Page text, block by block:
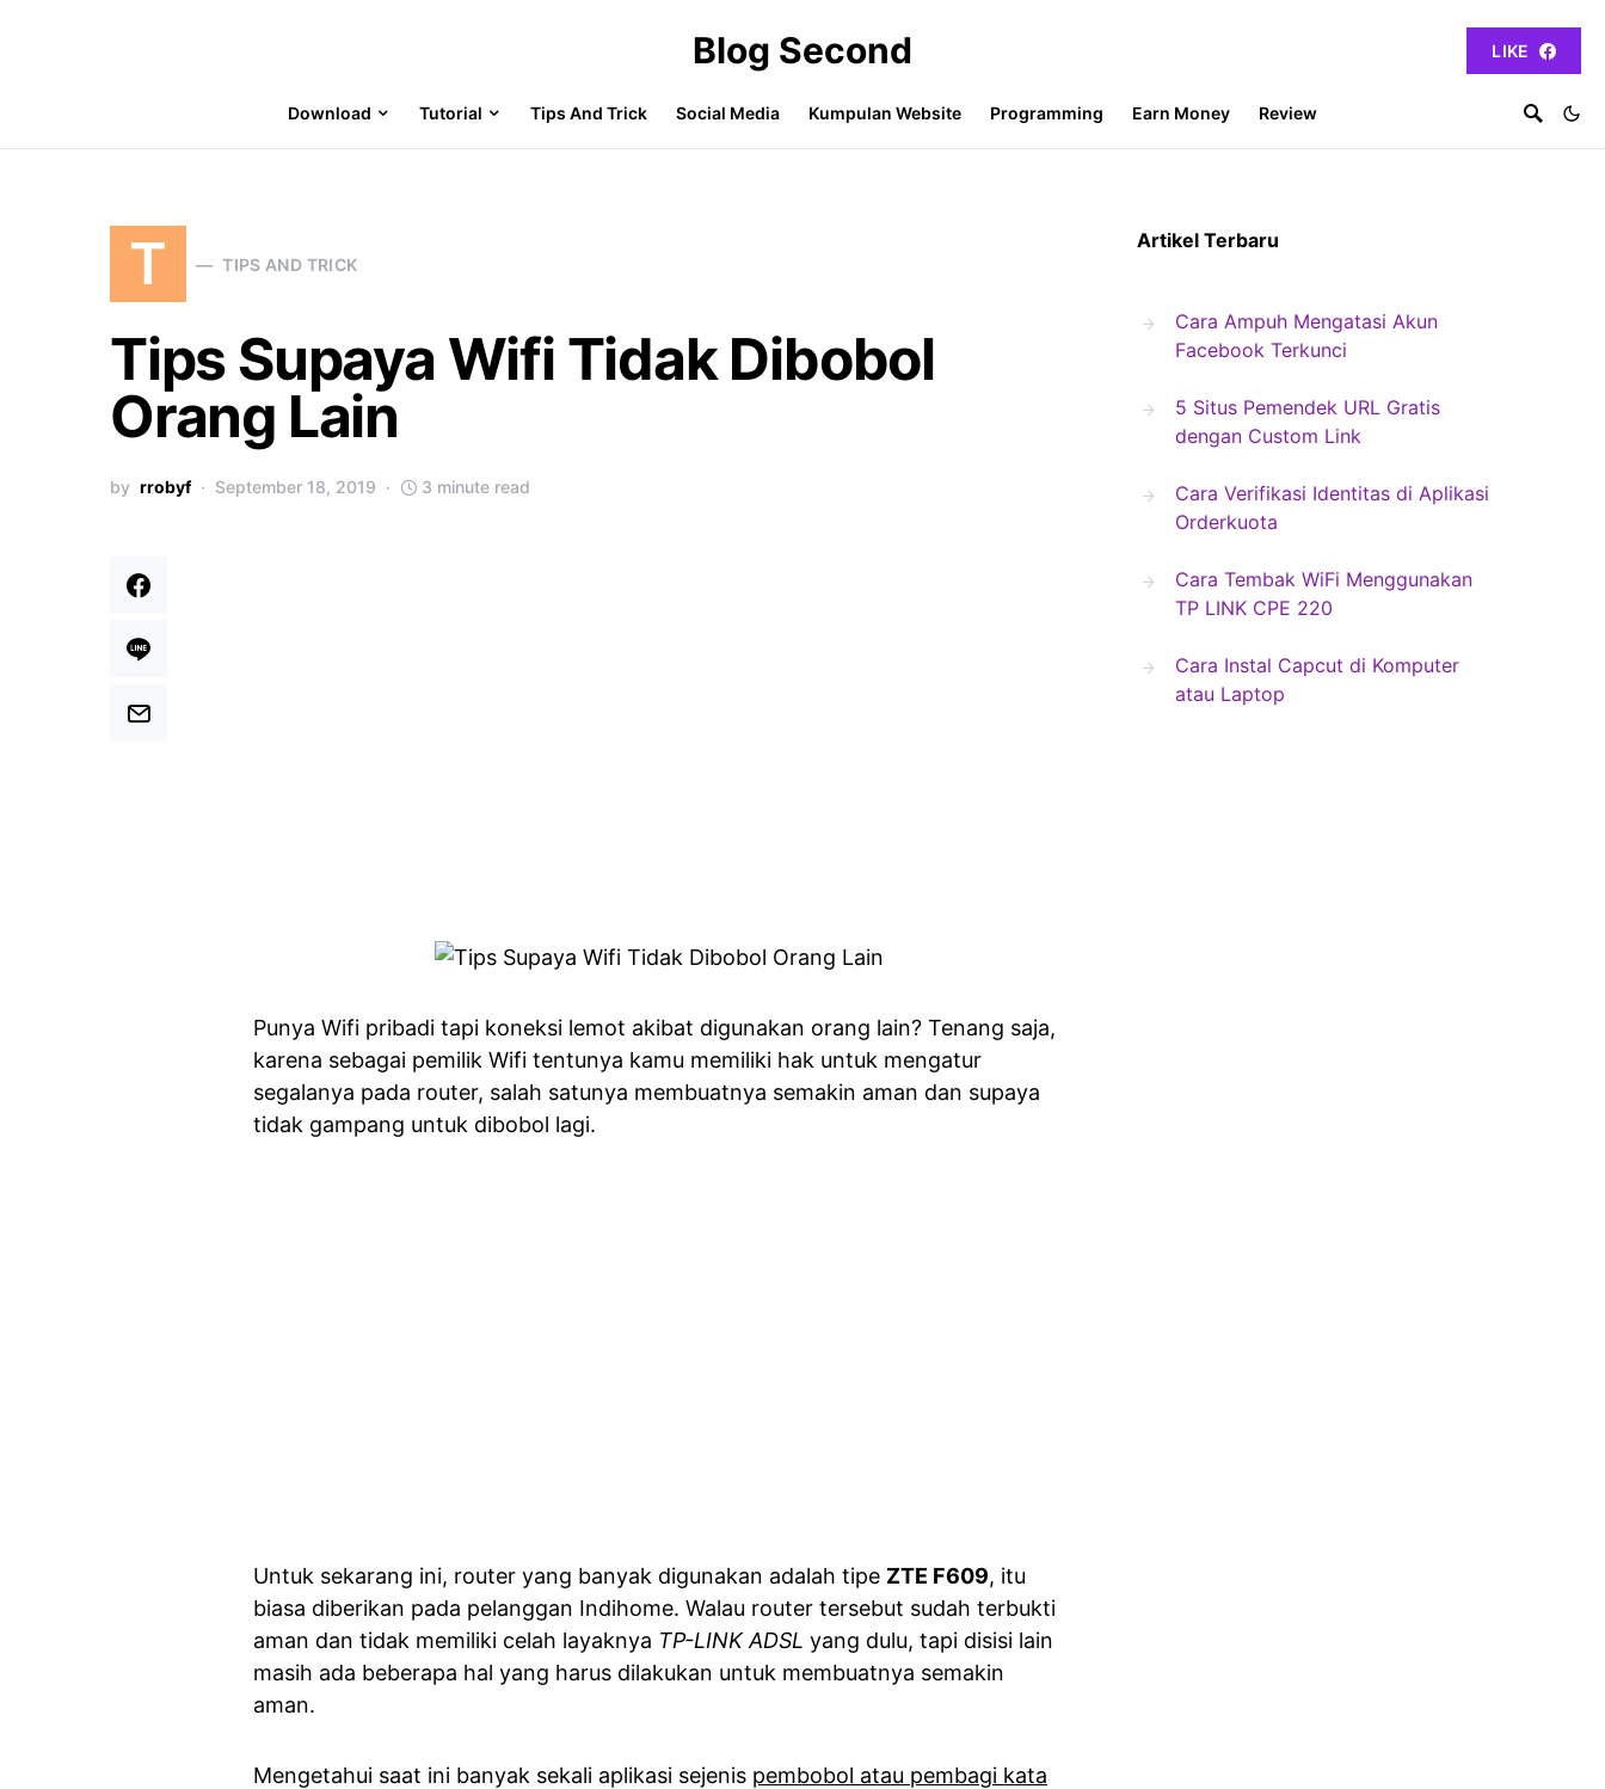
Blog Second LIKE
Download Tutorial Tips And Trick Social Media Kumpulan Website Programming Earn Money Review
T TIPS AND TRICK
Tips Supaya Wifi Tidak Dibobol
Orang Lain
by rrobyf September 18, 2019 3 minute read
Punya Wifi pribadi tapi koneksi lemot akibat digunakan orang lain? Tenang saja,
karena sebagai pemilik Wifi tentunya kamu memiliki hak untuk mengatur
segalanya pada router, salah satunya membuatnya semakin aman dan supaya
tidak gampang untuk dibobol lagi.
Untuk sekarang ini, router yang banyak digunakan adalah tipe ZTE F609, itu
biasa diberikan pada pelanggan Indihome. Walau router tersebut sudah terbukti
aman dan tidak memiliki celah layaknya TP-LINK ADSL yang dulu, tapi disisi lain
masih ada beberapa hal yang harus dilakukan untuk membuatnya semakin
aman.
Mengetahui saat ini banyak sekali aplikasi sejenis pembobol atau pembagi kata
Artikel Terbaru
Cara Ampuh Mengatasi Akun
Facebook Terkunci
5 Situs Pemendek URL Gratis
dengan Custom Link
Cara Verifikasi Identitas di Aplikasi
Orderkuota
Cara Tembak WiFi Menggunakan
TP LINK CPE 220
Cara Instal Capcut di Komputer
atau Laptop